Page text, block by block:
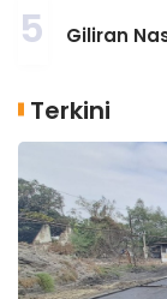
5 Giliran
Terkini